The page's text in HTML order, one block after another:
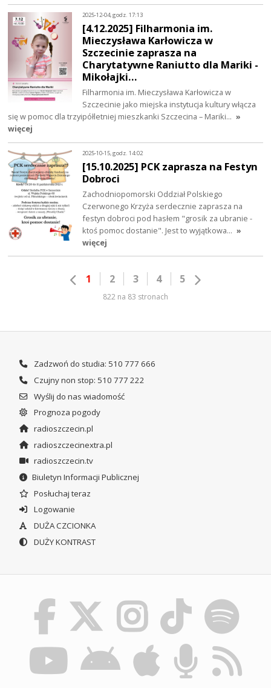
2025-12-04, godz. 17:13
[4.12.2025] Filharmonia im.
Mieczysława Karłowicza w
Szczecinie zaprasza na
Charytatywne Raniutto dla Mariki -
Mikołajki…
Filharmonia im. Mieczysława Karłowicza w
Szczecinie jako miejska instytucja kultury włącza
się w pomoc dla trzyipółletniej mieszkanki Szczecina – Mariki… »
więcej
2025-10-15, godz. 14:02
[15.10.2025] PCK zaprasza na Festyn
Dobroci
Zachodniopomorski Oddział Polskiego
Czerwonego Krzyża serdecznie zaprasza na
festyn dobroci pod hasłem "grosik za ubranie -
ktoś pomoc dostanie". Jest to wyjątkowa… »
więcej
1 2 3 4 5
822 na 83 stronach
Zadzwoń do studia: 510 777 666
Czujny non stop: 510 777 222
Wyślij do nas wiadomość
Prognoza pogody
radioszczecin.pl
radioszczecinextra.pl
radioszczecin.tv
Biuletyn Informacji Publicznej
Posłuchaj teraz
Logowanie
DUŻA CZCIONKA
DUŻY KONTRAST